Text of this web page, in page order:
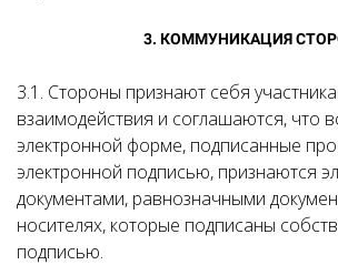
3. КОММУНИКАЦИЯ
3.1. Стороны признают себя
взаимодействия и соглашаются, что
электронной форме, подписанные
электронной подписью, признаются
документами, равнозначными
носителях, которые подписаны
подписью.